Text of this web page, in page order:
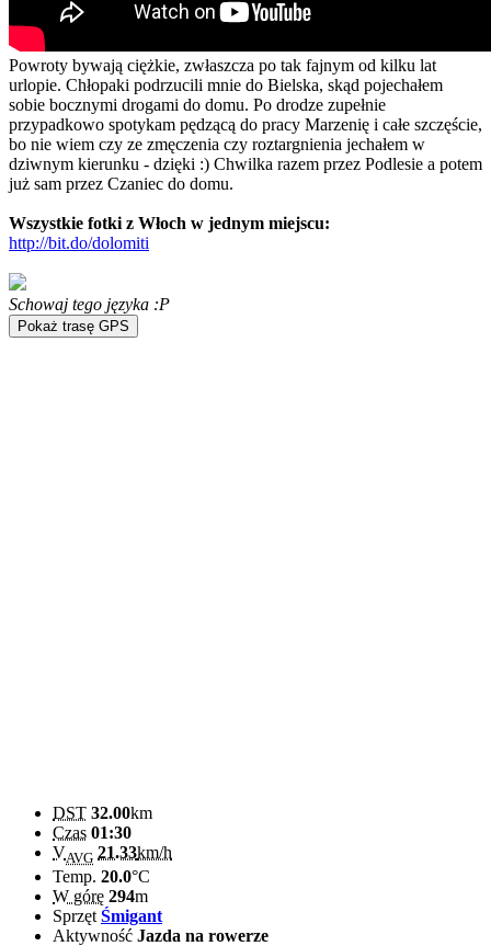
Powroty bywają ciężkie, zwłaszcza po tak fajnym od kilku lat
urlopie. Chłopaki podrzucili mnie do Bielska, skąd pojechałem
sobie bocznymi drogami do domu. Po drodze zupełnie
przypadkowo spotykam pędzącą do pracy Marzenię i całe szczęście,
bo nie wiem czy ze zmęczenia czy roztargnienia jechałem w
dziwnym kierunku - dzięki :) Chwilka razem przez Podlesie a potem
już sam przez Czaniec do domu.
Wszystkie fotki z Włoch w jednym miejscu:
http://bit.do/dolomiti
Schowaj tego języka :P
Pokaż trasę GPS
DST 32.00km
Czas 01:30
VAVG 21.33km/h
Temp. 20.0°C
W górę 294m
Sprzęt Śmigant
Aktywność Jazda na rowerze